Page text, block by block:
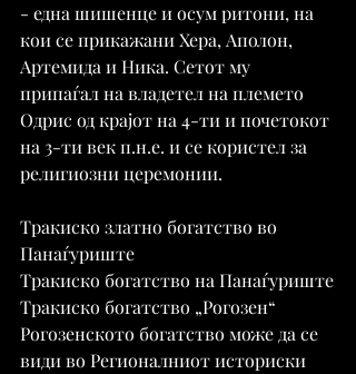
- една шишенце и осум ритони, на
кои се прикажани Хера, Аполон,
Артемида и Ника. Сетот му
припаѓал на владетел на племето
Одрис од крајот на 4-ти и почетокот
на 3-ти век п.н.е. и се користел за
религиозни церемонии.
Тракиско златно богатство во
Панаѓуриште
Тракиско богатство на Панаѓуриште
Тракиско богатство „Рогозен“
Рогозенското богатство може да се
види во Регионалниот историски